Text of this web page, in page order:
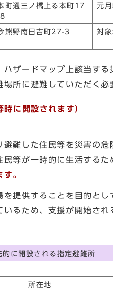
町通三ノ橋上る本町17
元
熊野南日吉町27-3 対象
ザードマップ上該当する
所に避難していただく必
時に開設されます）
難した住民等を災害の危
等が一時的に生活する
。
提供することを目的とし
いるため、支援が開始さ
的に開設される指定避難所
所在地